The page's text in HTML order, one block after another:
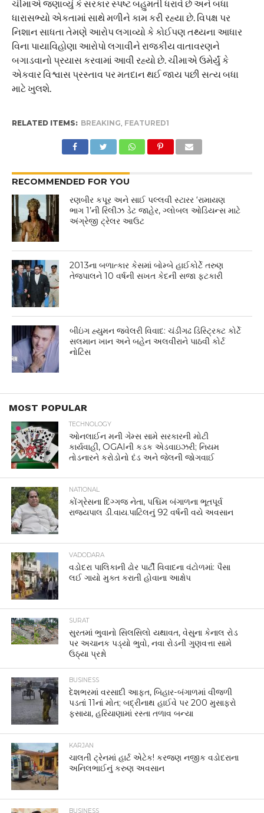
ચીમાએ જણાવ્યું કે સરકાર સ્પષ્ટ બહુમતી ધરાવે છે અને બધા
ધારાસભ્યો એકતામાં સાથે મળીને કામ કરી રહ્યા છે. વિપક્ષ પર
નિશાન સાધતા તેમણે આરોપ લગાવ્યો કે કોઈપણ તથ્યના આધાર
વિના પાયાવિહોણા આરોપો લગાવીને રાજકીય વાતાવરણને
બગાડવાનો પ્રયાસ કરવામાં આવી રહ્યો છે. ચીમાએ ઉમેર્યું કે
એકવાર વિશ્વાસ પ્રસ્તાવ પર મતદાન થઈ જાય પછી સત્ય બધા
માટે ખુલશે.
RELATED ITEMS: BREAKING, FEATURED1
RECOMMENDED FOR YOU
રણબીર કપૂર અને સાઈ પલ્લવી સ્ટારર ‘રામાયણ
ભાગ 1’ની રિલીઝ ડેટ જાહેર, ગ્લોબલ ઓડિયન્સ માટે
અંગ્રેજી ટ્રેલર આઉટ
2013ના બળાત્કાર કેસમાં બોમ્બે હાઈકોર્ટે તરુણ
તેજપાલને 10 વર્ષની સખત કેદની સજા ફટકારી
બીઇંગ હ્યુમન જ્વેલરી વિવાદ: ચંડીગઢ ડિસ્ટ્રિક્ટ કોર્ટે
સલમાન ખાન અને બહેન અલવીરાને પાઠવી કોર્ટ
નોટિસ
MOST POPULAR
TECHNOLOGY
ઓનલાઈન મની ગેમ્સ સામે સરકારની મોટી
કાર્યવાહી, OGAIની કડક એડવાઇઝરી; નિયમ
તોડનારને કરોડોનો દંડ અને જેલની જોગવાઈ
NATIONAL
કોંગ્રેસના દિગ્ગજ નેતા, પશ્ચિમ બંગાળના ભૂતપૂર્વ
રાજ્યપાલ ડી.વાય.પાટિલનું 92 વર્ષની વયે અવસાન
VADODARA
વડોદરા પાલિકાની ઢોર પાર્ટી વિવાદના વંટોળમાં: પૈસા
લઈ ગાયો મુક્ત કરાતી હોવાના આક્ષેપ
SURAT
સુરતમાં ભુવાનો સિલસિલો યથાવત, વેસુના કેનાલ રોડ
પર અચાનક પડ્યો ભુવો, નવા રોડની ગુણવત્તા સામે
ઉઠ્યા પ્રશ્નો
BUSINESS
દેશભરમાં વરસાદી આફત, બિહાર-બંગાળમાં વીજળી
પડતાં 11નાં મોત; બદ્રીનાથ હાઈવે પર 200 મુસાફરો
ફસાયા, હરિયાણામાં રસ્તા તળાવ બન્યા
KARJAN
ચાલતી ટ્રેનમાં હાર્ટ એટેક! કરજણ નજીક વડોદરાના
અનિલભાઈનું કરુણ અવસાન
BUSINESS